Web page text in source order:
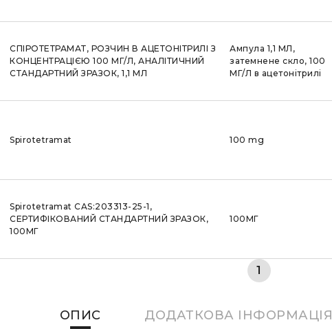
СПІРОТЕТРАМАТ, РОЗЧИН В АЦЕТОНІТРИЛІ З
КОНЦЕНТРАЦІЄЮ 100 МГ/Л, АНАЛІТИЧНИЙ
СТАНДАРТНИЙ ЗРАЗОК, 1,1 МЛ
Ампула 1,1 МЛ,
затемнене скло, 100
МГ/Л в ацетонітрилі
Spirotetramat 100 mg
Spirotetramat CAS:203313-25-1,
СЕРТИФІКОВАНИЙ СТАНДАРТНИЙ ЗРАЗОК,
100МГ
100МГ
1
ОПИС ДОДАТКОВА ІНФОРМАЦІЯ